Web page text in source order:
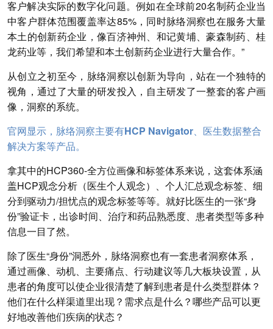
客户解决实际的数字化问题。例如在全球前20名制药企业当
中客户群体范围覆盖率达85%，同时脉络洞察也在服务大量
本土的创新药企业，像百济神州、和记黄埔、豪森制药、桂
龙药业等，我们希望和本土创新药企业进行大量合作。”
从创立之初至今，脉络洞察以创新为导向，站在一个独特的
视角，通过了大量的研发投入，自主研发了一整套的客户画
像，洞察的系统。
官网显示，脉络洞察主要有HCP Navigator、医生数据整合
解决方案等产品。
拿其中的HCP360-全方位画像和标签体系来说，这套体系涵
盖HCP观念分析（医生个人观念）、个人汇总观念标签、细
分到驱动力/担忧点的观念标签等等。就好比医生的一张“身
份”验证卡，出诊时间、治疗和药品熟悉度、患者类型等多种
信息一目了然。
除了医生“身份”洞悉外，脉络洞察也有一套患者洞察体系，
通过画像、动机、主要痛点、行动建议等几大板块设置，从
患者的角度可以使企业很清楚了解到患者是什么类型群体？
他们在什么样渠道里出现？需求点是什么？哪些产品可以更
好地改善他们疾病的状态？